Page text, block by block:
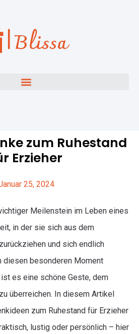
zum Ruhestand
Erzieher
25, 2024
Meilenstein im Leben eines
in der sie sich aus dem
und sich endlich
diesen besonderen Moment
es eine schöne Geste, dem
überreichen. In diesem Artikel
zum Ruhestand für Erzieher
lustig oder persönlich – hier